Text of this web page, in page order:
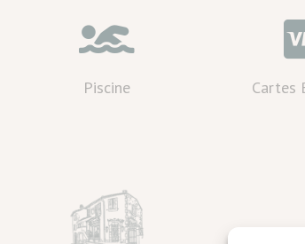

Piscine Cartes